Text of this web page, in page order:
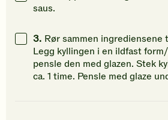
saus.
3. Rør sammen ingrediensene
Legg kyllingen i en ildfast
pensle den med glazen. Stek
ca. 1 time. Pensle med glaze